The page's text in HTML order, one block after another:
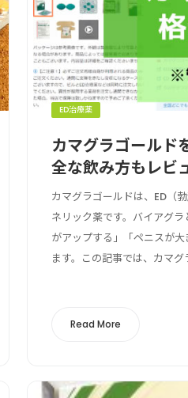
ED治療薬
カマグラゴールド
全な飲み方もレビ
カマグラゴールドは、ED（
ネリック薬です。バイアグ
がアップする」「ペニスが
ます。この記事では、カマ
Read More